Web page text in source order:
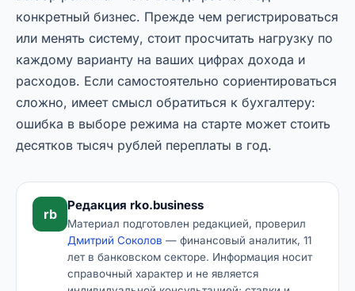
конкретный бизнес. Прежде чем регистрироваться
или менять систему, стоит просчитать нагрузку по
каждому варианту на ваших цифрах дохода и
расходов. Если самостоятельно сориентироваться
сложно, имеет смысл обратиться к бухгалтеру:
ошибка в выборе режима на старте может стоить
десятков тысяч рублей переплаты в год.
rb
Редакция rko.business
Материал подготовлен редакцией, проверил
Дмитрий Соколов — финансовый аналитик, 11
лет в банковском секторе. Информация носит
справочный характер и не является